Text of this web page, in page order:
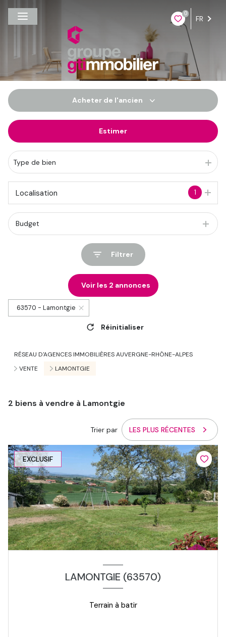
0
FR
Acheter de l'ancien
Du neuf
De l'immo pro
Estimer
Type de bien
1
Localisation
Budget
Filtrer
Voir les 2 annonces
63570 - Lamontgie
Réinitialiser
RÉSEAU D'AGENCES IMMOBILIÈRES AUVERGNE-RHÔNE-ALPES
VENTE
LAMONTGIE
2 biens à vendre à Lamontgie
Trier par LES PLUS RÉCENTES
EXCLUSIF
LAMONTGIE (63570)
Terrain à batir